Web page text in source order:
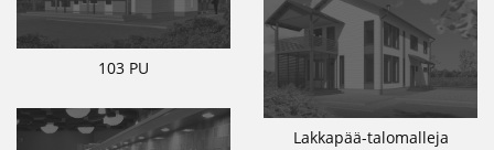
103 PU
Lakkapää-talomalleja